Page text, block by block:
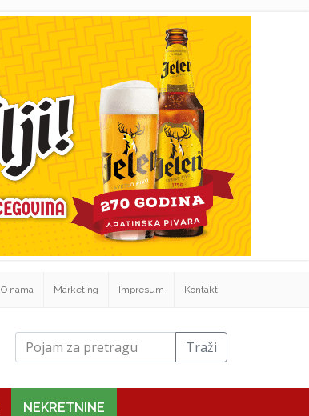
O nama Marketing Impresum Kontakt
Traži
NEKRETNINE